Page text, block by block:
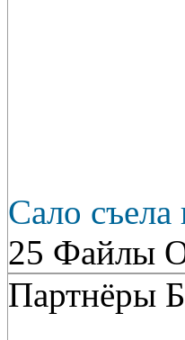
Сало съела
25 Файлы
Партнёры